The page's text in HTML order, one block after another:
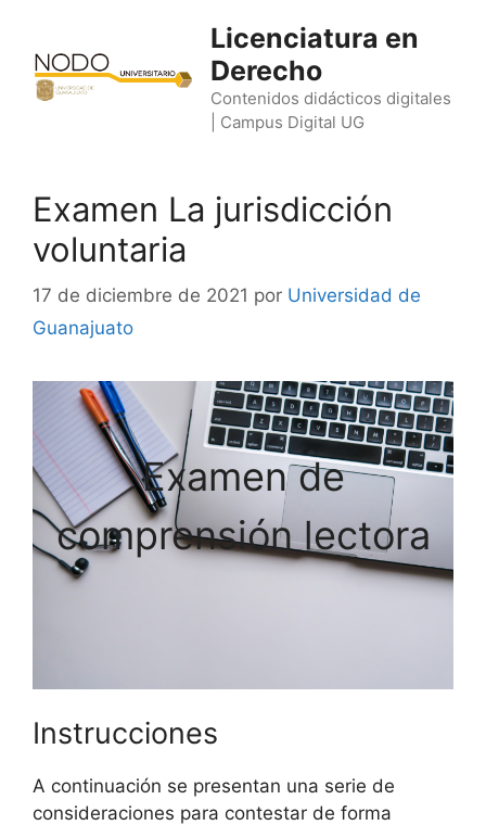
contenido
Licenciatura en
Derecho
Contenidos didácticos digitales
| Campus Digital UG
Examen La jurisdicción
voluntaria
17 de diciembre de 2021 por Universidad de
Guanajuato
Examen de
comprensión lectora
Instrucciones
A continuación se presentan una serie de
consideraciones para contestar de forma